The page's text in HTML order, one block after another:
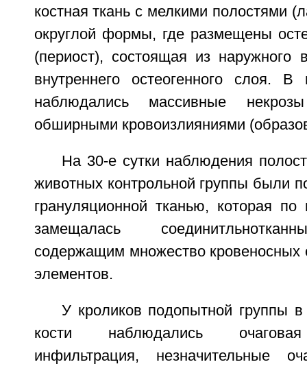
костная ткань с мелкими полостями
округлой формы, где размещены
(периост), состоящая из наружного
внутреннего остеогенного слоя. В
наблюдались массивные
обширными кровоизлияниями
На 30-е сутки наблюдения
животных контрольной группы были
грануляционной тканью, которая
замещалась
содержащим множество кровеносных
элементов.
У кроликов подопытной группы
кости наблюдались очаговая
инфильтрация, незначительные